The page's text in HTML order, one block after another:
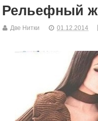
Рельефный
Две Нитки 01.12.2014